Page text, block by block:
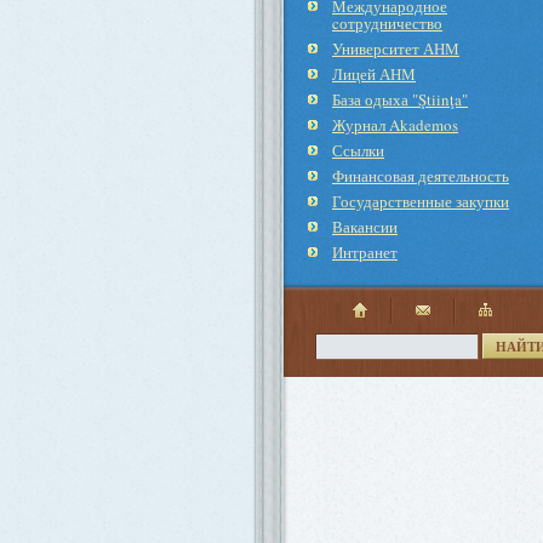
Международное
cотрудничество
Университет АНМ
Лицей АНМ
База одыха "Ştiinţa"
Журнал Akademos
Ссылки
Финансовая деятельность
Государственные закупки
Вакансии
Интранет